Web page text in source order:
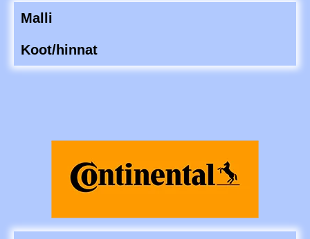
Malli
Koot/hinnat